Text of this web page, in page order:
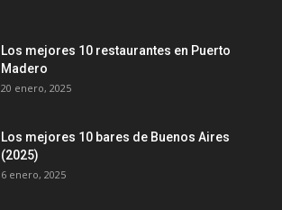
Los mejores 10 restaurantes en Puerto
Madero
20 enero, 2025
Los mejores 10 bares de Buenos Aires
(2025)
6 enero, 2025